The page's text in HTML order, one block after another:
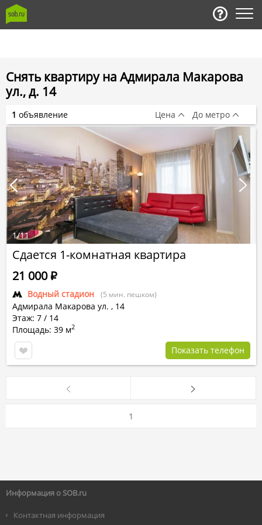
Снять квартиру на Адмирала Макарова
ул., д. 14
Сдается 1-комнатная квартира
Водный стадион (5 мин. пешком)
Адмирала Макарова ул. , 14
Этаж: 7 / 14
Площадь: 39 м2
21 000Р
Показать телефон
1/11
1 объявление Цена До метро
1
Информация о SOB.ru
Контактная информация